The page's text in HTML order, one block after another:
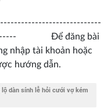
Để đăng bài
nhập tài khoản hoặc
hướng dẫn.
dàn sính lễ hỏi cưới vợ kém